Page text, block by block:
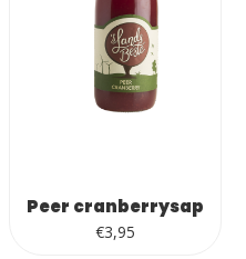
Peer cranberrysap
€3,95